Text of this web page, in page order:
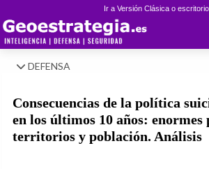
Ir a Versión Clásica o escritorio
DEFENSA
Consecuencias de la política
en los últimos 10 años: enormes
territorios y población. Análisis